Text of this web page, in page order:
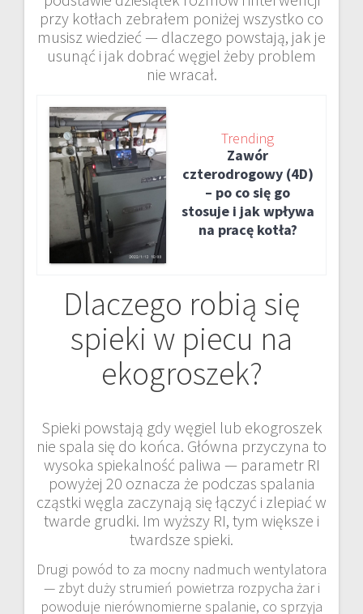
przy kotłach zebrałem poniżej wszystko co
musisz wiedzieć — dlaczego powstają, jak je
usunąć i jak dobrać węgiel żeby problem
nie wracał.
Trending
Zawór
czterodrogowy (4D)
– po co się go
stosuje i jak wpływa
na pracę kotła?
Dlaczego robią się
spieki w piecu na
ekogroszek?
Spieki powstają gdy węgiel lub ekogroszek
nie spala się do końca. Główna przyczyna to
wysoka spiekalność paliwa — parametr RI
powyżej 20 oznacza że podczas spalania
cząstki węgla zaczynają się łączyć i zlepiać w
twarde grudki. Im wyższy RI, tym większe i
twardsze spieki.
Drugi powód to za mocny nadmuch wentylatora
— zbyt duży strumień powietrza rozpycha żar i
powoduje nierównomierne spalanie, co sprzyja